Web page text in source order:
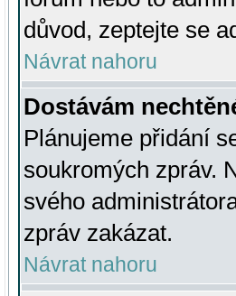
důvod, zeptejte se
Návrat nahoru
Dostávám
Plánujeme přidání
soukromých zpráv.
svého
zpráv zakázat.
Návrat nahoru